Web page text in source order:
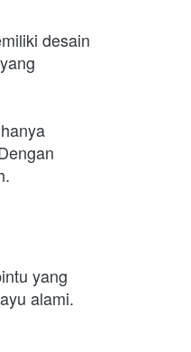
desain
yang
alami.